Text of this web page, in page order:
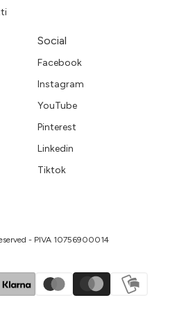
Social
Facebook
Instagram
YouTube
Pinterest
Linkedin
Tiktok
- PIVA 10756900014